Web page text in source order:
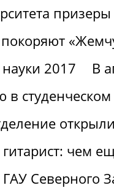
2017
В
в
чем
Северного